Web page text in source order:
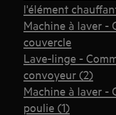
l'élément
Machine à laver -
couvercle
Lave-linge -
convoyeur (2)
Machine à laver -
poulie (1)